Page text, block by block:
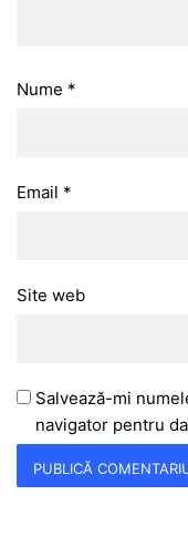
Nume *
Email *
Site web
Salvează-mi
navigator pentru